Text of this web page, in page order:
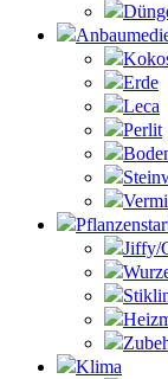
Erde
Leca
Perlit
Jiffy/
Klima